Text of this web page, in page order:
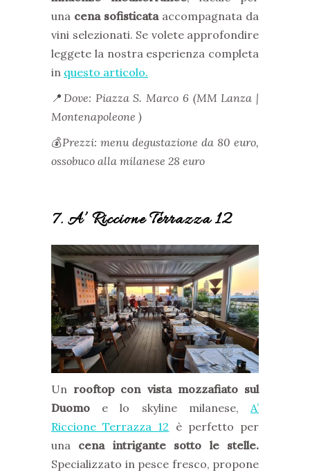
una cena sofisticataaccompagnata da
vini selezionati. Se volete approfondire
leggete la nostra esperienza completa
in questo articolo.
📍 Dove: Piazza S. Marco 6 (MM Lanza |
Montenapoleone )
💰Prezzi: menu degustazione da 80 euro,
ossobuco alla milanese 28 euro
7. A’ Riccione Terrazza 12
Un rooftop con vista mozzafiato sul
Duomo e lo skyline milanese, A’
Riccione Terrazza 12 è perfetto per
una cena intrigante sotto le stelle.
Specializzato in pesce fresco, propone